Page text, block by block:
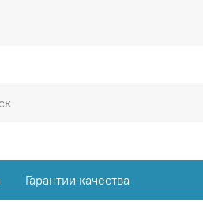
Гарантии качества